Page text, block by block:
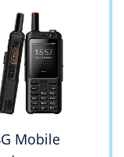
Mobile